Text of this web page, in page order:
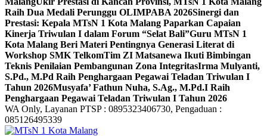
Raih Dua Medali Perunggu OLIMPABA 2026Sinergi dan
Prestasi: Kepala MTsN 1 Kota Malang Paparkan Capaian
Kinerja Triwulan I dalam Forum “Selat Bali”Guru MTsN 1
Kota Malang Beri Materi Pentingnya Generasi Literat di
Workshop SMK TelkomTim ZI Matsanewa Ikuti Bimbingan
Teknis Penilaian Pembangunan Zona IntegritasIrma Mulyanti,
S.Pd., M.Pd Raih Penghargaan Pegawai Teladan Triwulan I
Tahun 2026Musyafa’ Fathun Nuha, S.Ag., M.Pd.I Raih
Penghargaan Pegawai Teladan Triwulan I Tahun 2026
WA Only, Layanan PTSP : 0895323406730, Pengaduan :
085126495339